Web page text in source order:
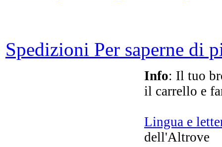
Spedizioni Per saperne di
Info: Il tuo
il carrello e
Lingua e
dell'Altrove